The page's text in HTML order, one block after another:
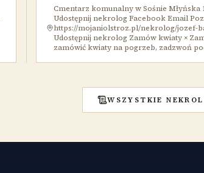
Cmentarz komunalny w Sośnie Młyńska
Udostępnij nekrolog Facebook Email
https://mojaniolstroz.pl/nekrolog/jozef-
Udostępnij nekrolog Zamów kwiaty ×
zamówić kwiaty na pogrzeb, zadzwoń
WSZYSTKIE